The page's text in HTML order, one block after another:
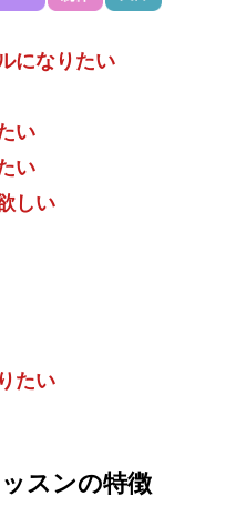
になりたい
い
い
しい
たい
スンの特徴